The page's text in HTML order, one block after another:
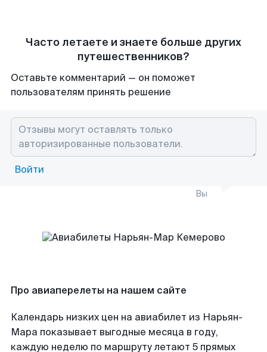
Часто летаете и знаете больше других
путешественников?
Оставьте комментарий — он поможет
пользователям принять решение
Войти
Вы
Про авиаперелеты на нашем сайте
Календарь низких цен на авиабилет из Нарьян-
Мара показывает выгодные месяца в году,
каждую неделю по маршруту летают 5 прямых